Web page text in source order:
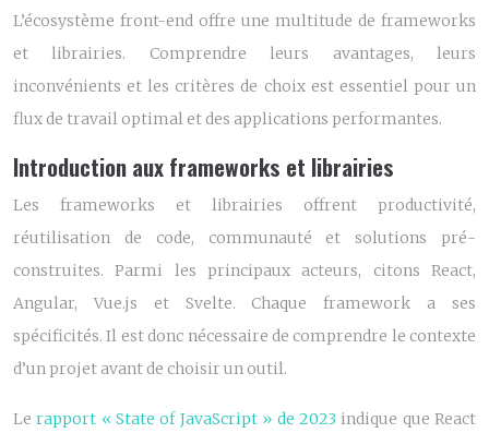
L’écosystème front-end offre une multitude de frameworks
et librairies. Comprendre leurs avantages, leurs
inconvénients et les critères de choix est essentiel pour un
flux de travail optimal et des applications performantes.
Introduction aux frameworks et librairies
Les frameworks et librairies offrent productivité,
réutilisation de code, communauté et solutions pré-
construites. Parmi les principaux acteurs, citons React,
Angular, Vue.js et Svelte. Chaque framework a ses
spécificités. Il est donc nécessaire de comprendre le contexte
d’un projet avant de choisir un outil.
Lerapport « State of JavaScript » de 2023 indique que React